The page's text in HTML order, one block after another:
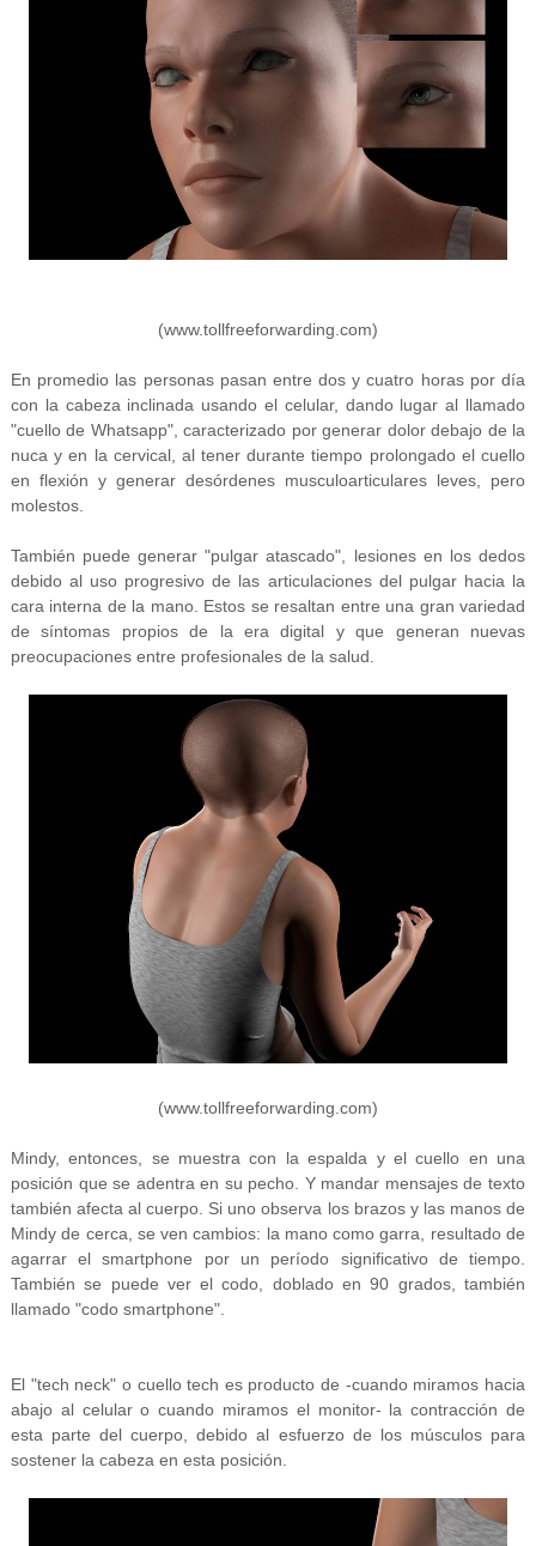
(www.tollfreeforwarding.com)
En promedio las personas pasan entre dos y cuatro horas por día
con la cabeza inclinada usando el celular, dando lugar al llamado
"cuello de Whatsapp", caracterizado por generar dolor debajo de la
nuca y en la cervical, al tener durante tiempo prolongado el cuello
en flexión y generar desórdenes musculoarticulares leves, pero
molestos.
También puede generar "pulgar atascado", lesiones en los dedos
debido al uso progresivo de las articulaciones del pulgar hacia la
cara interna de la mano. Estos se resaltan entre una gran variedad
de síntomas propios de la era digital y que generan nuevas
preocupaciones entre profesionales de la salud.
(www.tollfreeforwarding.com)
Mindy, entonces, se muestra con la espalda y el cuello en una
posición que se adentra en su pecho. Y mandar mensajes de texto
también afecta al cuerpo. Si uno observa los brazos y las manos de
Mindy de cerca, se ven cambios: la mano como garra, resultado de
agarrar el smartphone por un período significativo de tiempo.
También se puede ver el codo, doblado en 90 grados, también
llamado "codo smartphone".
El "tech neck" o cuello tech es producto de -cuando miramos hacia
abajo al celular o cuando miramos el monitor- la contracción de
esta parte del cuerpo, debido al esfuerzo de los músculos para
sostener la cabeza en esta posición.